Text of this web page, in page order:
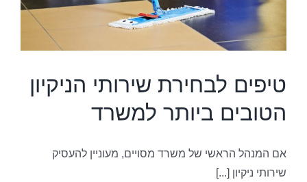
טיפים לבחירת שירותי הניקיון
הטובים ביותר למשרד
אם המנהל הראשי של משרד מסויים, מעוניין להעסיק
שירותי ניקיון [...]